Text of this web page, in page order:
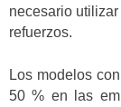
necesario
refuerzos.
Los modelos
50 % en las